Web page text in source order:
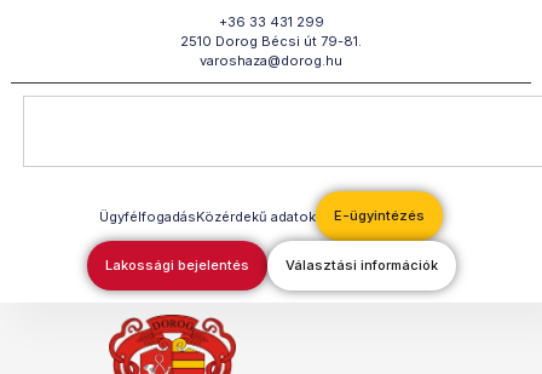
+36 33 431 299
2510 Dorog Bécsi út 79-81.
varoshaza@dorog.hu
ÜgyfélfogadásKözérdekű adatok E-ügyintézés
Lakossági bejelentés Választási információk